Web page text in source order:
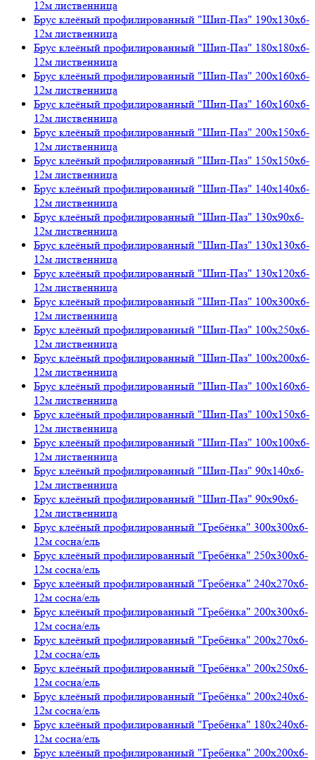
12м лиственница
Брус клеёный профилированный "Шип-Паз" 190х130х6-
12м лиственница
Брус клеёный профилированный "Шип-Паз" 180х180х6-
12м лиственница
Брус клеёный профилированный "Шип-Паз" 200х160х6-
12м лиственница
Брус клеёный профилированный "Шип-Паз" 160х160х6-
12м лиственница
Брус клеёный профилированный "Шип-Паз" 200х150х6-
12м лиственница
Брус клеёный профилированный "Шип-Паз" 150х150х6-
12м лиственница
Брус клеёный профилированный "Шип-Паз" 140х140х6-
12м лиственница
Брус клеёный профилированный "Шип-Паз" 130х90х6-
12м лиственница
Брус клеёный профилированный "Шип-Паз" 130х130х6-
12м лиственница
Брус клеёный профилированный "Шип-Паз" 130х120х6-
12м лиственница
Брус клеёный профилированный "Шип-Паз" 100х300х6-
12м лиственница
Брус клеёный профилированный "Шип-Паз" 100х250х6-
12м лиственница
Брус клеёный профилированный "Шип-Паз" 100х200х6-
12м лиственница
Брус клеёный профилированный "Шип-Паз" 100х160х6-
12м лиственница
Брус клеёный профилированный "Шип-Паз" 100х150х6-
12м лиственница
Брус клеёный профилированный "Шип-Паз" 100х100х6-
12м лиственница
Брус клеёный профилированный "Шип-Паз" 90х140х6-
12м лиственница
Брус клеёный профилированный "Шип-Паз" 90х90х6-
12м лиственница
Брус клеёный профилированный "Гребёнка" 300х300х6-
12м сосна/ель
Брус клеёный профилированный "Гребёнка" 250х300х6-
12м сосна/ель
Брус клеёный профилированный "Гребёнка" 240х270х6-
12м сосна/ель
Брус клеёный профилированный "Гребёнка" 200х300х6-
12м сосна/ель
Брус клеёный профилированный "Гребёнка" 200х270х6-
12м сосна/ель
Брус клеёный профилированный "Гребёнка" 200х250х6-
12м сосна/ель
Брус клеёный профилированный "Гребёнка" 200х240х6-
12м сосна/ель
Брус клеёный профилированный "Гребёнка" 180х240х6-
12м сосна/ель
Брус клеёный профилированный "Гребёнка" 200х200х6-